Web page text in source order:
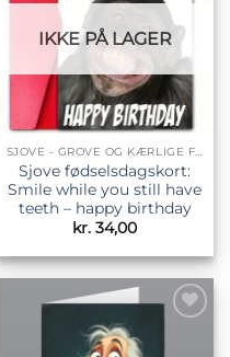
IKKE PÅ LAGER
SJOVE - GROVE OG KÆRLIGE FØDSELSDAGSKORT
Sjove fødselsdagskort:
Smile while you still have
teeth – happy birthday
kr. 34,00
ønskeliste